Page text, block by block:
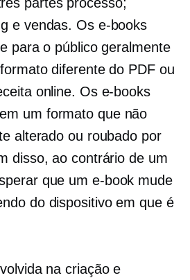
e vendas. Os e-books
para o público geralmente
diferente do PDF ou
online. Os e-books
um formato que não
alterado ou roubado por
disso, ao contrário de um
que um e-book mude
do dispositivo em que é
na criação e